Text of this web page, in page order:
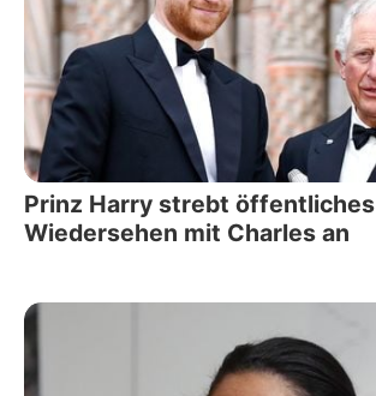
Prinz Harry strebt öffentliches
Wiedersehen mit Charles an